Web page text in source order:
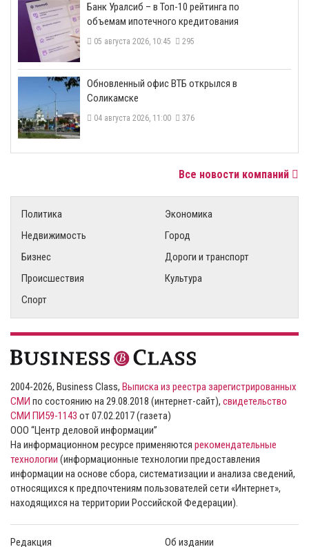
​Банк Уралсиб – в Топ-10 рейтинга по
объемам ипотечного кредитования
05 августа 2026, 10:45 295
​Обновленный офис ВТБ открылся в
Соликамске
04 августа 2026, 11:00 376
Все новости компаний
Политика
Экономика
Недвижимость
Город
Бизнес
Дороги и транспорт
Происшествия
Культура
Спорт
2004-2026, Business Class, Выписка из реестра зарегистрированных
СМИ по состоянию на 29.08.2018 (интернет-сайт), свидетельство
СМИ ПИ59-1143 от 07.02.2017 (газета)
ООО “Центр деловой информации”
На информационном ресурсе применяются рекомендательные
технологии (информационные технологии предоставления
информации на основе сбора, систематизации и анализа сведений,
относящихся к предпочтениям пользователей сети «Интернет»,
находящихся на территории Российской Федерации).
Редакция Об издании